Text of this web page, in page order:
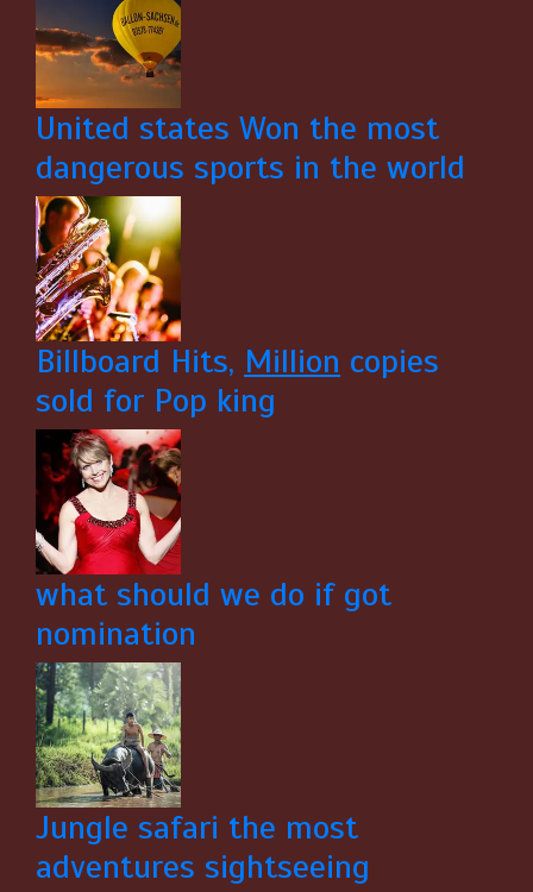
United states Won the most
dangerous sports in the world
Billboard Hits, Million copies
sold for Pop king
what should we do if got
nomination
Jungle safari the most
adventures sightseeing